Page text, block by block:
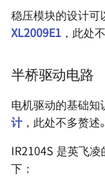
稳压模块的设计可
XL2009E1 ，此处
半桥驱动电路
电机驱动的基础
计，此处不多赘述。
IR2104S 是英飞
下：